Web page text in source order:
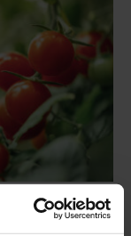
Ambiorix: